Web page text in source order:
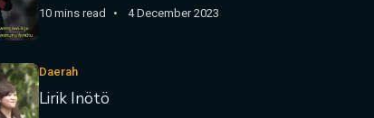
10 mins read 4 December 2023
Daerah
Lirik Inötö